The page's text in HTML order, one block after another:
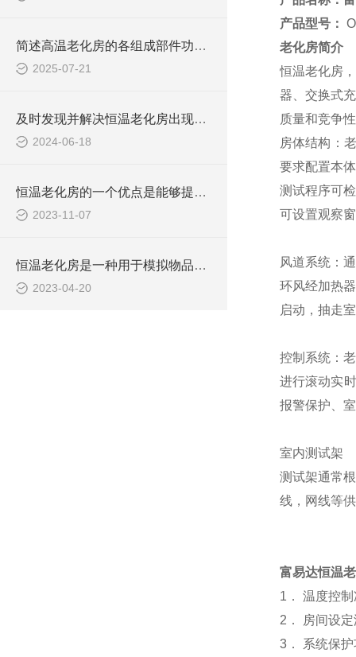
简述高温老化房的各组成部件功能特点
2025-07-21
及时发现并解决恒温老化房出现的故障才能确保获得准确测试结果
2024-06-18
恒温老化房的一个优点是能够提供长期稳定的测试条件
2023-11-07
恒温老化房是一种用于模拟物品长时间使用过程中的老化状况的设备
2023-04-20
产品型号：
老化房简介
恒温老化房
器、交换式
质量和竞争
房体结构：
要求配置本
测试程序可
可设置观察
风道系统：
环风经加热
启动，抽走
控制系统：
进行滚动实
报警保护、
室内测试架
测试架通常
线，网线等
富易达恒温
1 ．
温度控
2 ．
房间设
3．
系统保